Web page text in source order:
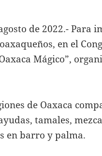
de 2022.- Para
en el
Mágico”,
de Oaxaca
tamales,
en barro y palma.